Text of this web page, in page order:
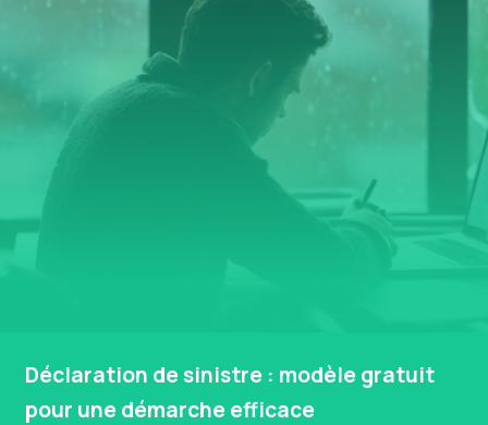
Déclaration de sinistre : modèle gratuit
pour une démarche efficace